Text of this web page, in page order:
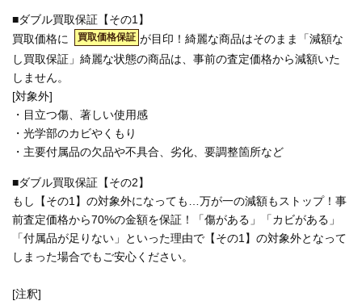
■ダブル買取保証【その1】
買取価格に
買取価格保証 が目印！綺麗な商品はそのまま「減額な
し買取保証」綺麗な状態の商品は、事前の査定価格から減額いた
しません。
[対象外]
・目立つ傷、著しい使用感
・光学部のカビやくもり
・主要付属品の欠品や不具合、劣化、要調整箇所など
■ダブル買取保証【その2】
もし【その1】の対象外になっても…万が一の減額もストップ！事
前査定価格から70%の金額を保証！「傷がある」「カビがある」
「付属品が足りない」といった理由で【その1】の対象外となって
しまった場合でもご安心ください。
[注釈]